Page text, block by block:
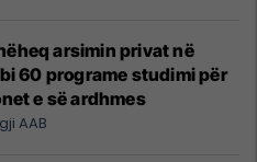
arsimin privat në
60 programe studimi për
e së ardhmes
AAB